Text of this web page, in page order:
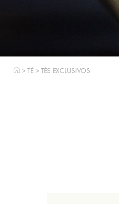
>TÉ> TÉS EXCLUSIVOS